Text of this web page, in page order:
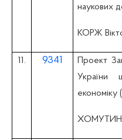
наукових
КОРЖ
11. 9341
Проект
України
економіку